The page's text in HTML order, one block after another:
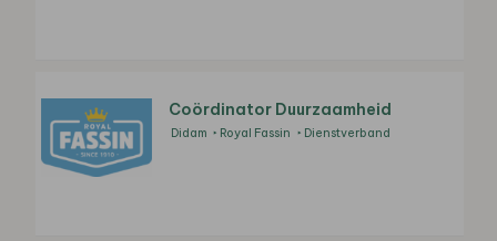
Coördinator Duurzaamheid
Didam Royal Fassin Dienstverband